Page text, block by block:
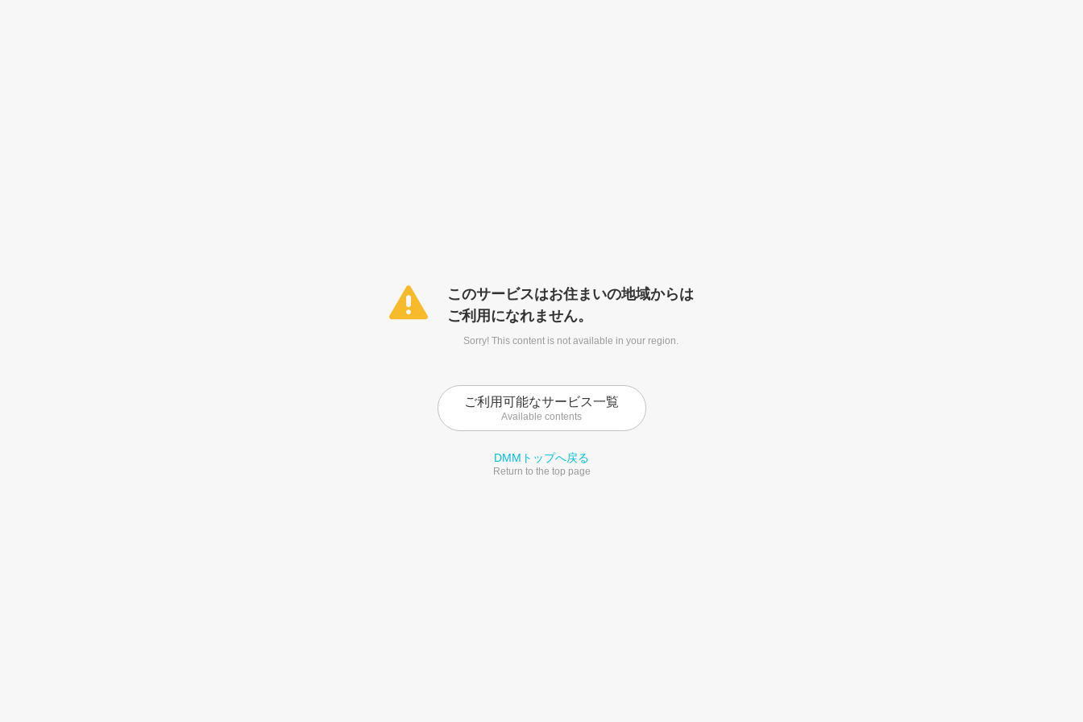
このサービスはお住まいの地域からは
ご利用になれません。
Sorry! This content is not available in your region.
ご利用可能なサービス一覧
Available contents
DMMトップへ戻る
Return to the top page